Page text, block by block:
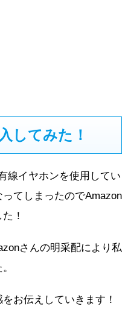
してみた！
線イヤホンを使用してい
てしまったのでAmazon
！
さんの明采配により私
お伝えしていきます！